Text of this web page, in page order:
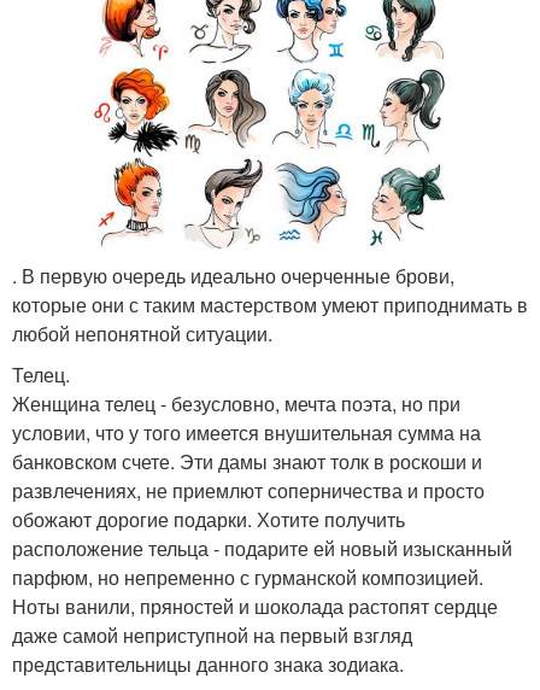
. В первую очередь идеально очерченные брови,
которые они с таким мастерством умеют приподнимать в
любой непонятной ситуации.
Телец.
Женщина телец - безусловно, мечта поэта, но при
условии, что у того имеется внушительная сумма на
банковском счете. Эти дамы знают толк в роскоши и
развлечениях, не приемлют соперничества и просто
обожают дорогие подарки. Хотите получить
расположение тельца - подарите ей новый изысканный
парфюм, но непременно с гурманской композицией.
Ноты ванили, пряностей и шоколада растопят сердце
даже самой неприступной на первый взгляд
представительницы данного знака зодиака.